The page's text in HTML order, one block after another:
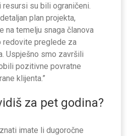
su bili ograničeni.
plan projekta,
na temelju snaga članova
redovite preglede za
Uspješno smo završili
pozitivne povratne
klijenta.”
za pet godina?
imate li dugoročne